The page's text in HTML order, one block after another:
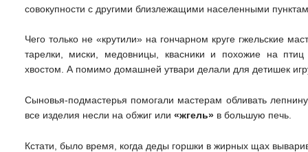
совокупности с другими близлежащими населенными
Чего только не «крутили» на гончарном круге гжельские
тарелки, миски, медовницы, квасники и похожие на
хвостом. А помимо домашней утвари делали для детишек
Сыновья-подмастерья помогали мастерам обливать
все изделия несли на обжиг или «жгель»в большую печь.
Кстати, было время, когда деды горшки в жирных щах